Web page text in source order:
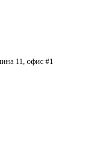
11, офис #1